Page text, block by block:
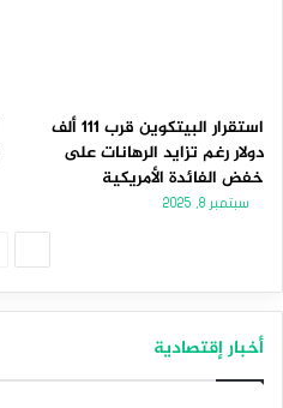
استقرار البيتكوين قرب 111 ألف
دولار رغم تزايد الرهانات على
خفض الفائدة الأمريكية
سبتمبر 8, 2025
أخبار إقتصادية